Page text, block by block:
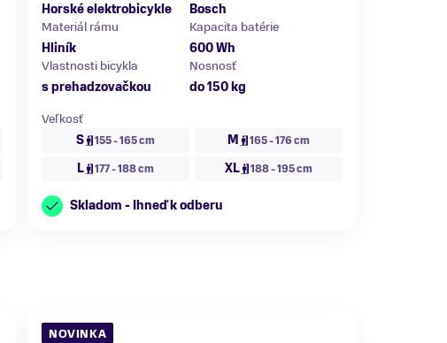
Horské elektrobicykle
Bosch
Materiál rámu
Hliník
Kapacita batérie
600 Wh
Vlastnosti bicykla
s prehadzovačkou
Nosnosť
do 150 kg
Veľkosť
S
155 - 165 cm M 165 - 176 cm
L 177 - 188 cm XL 188 - 195 cm
Skladom - Ihneď k odberu
NOVINKA